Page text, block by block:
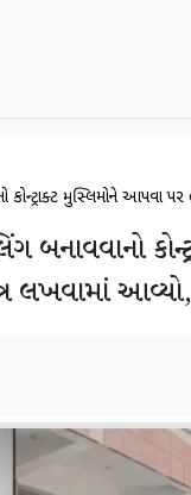
કોન્ટ્રાક્ટ મુસ્લિમોને આપવા
બનાવવાનો
લખવામાં